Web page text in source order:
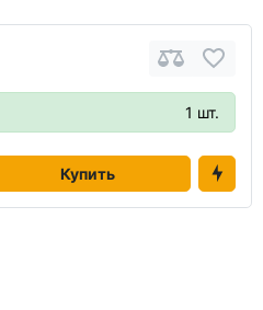
1 шт.
Купить